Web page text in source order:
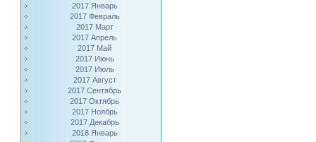
2017 Январь
2017 Февраль
2017 Март
2017 Апрель
2017 Май
2017 Июнь
2017 Июль
2017 Август
2017 Сентябрь
2017 Октябрь
2017 Ноябрь
2017 Декабрь
2018 Январь